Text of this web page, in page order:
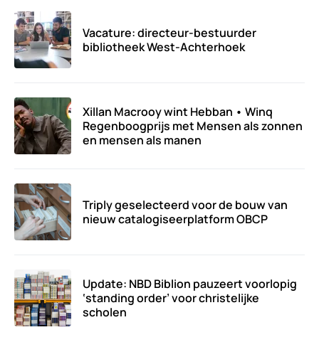
Vacature: directeur-bestuurder
bibliotheek West-Achterhoek
Xillan Macrooy wint Hebban • Winq
Regenboogprijs met Mensen als zonnen
en mensen als manen
Triply geselecteerd voor de bouw van
nieuw catalogiseerplatform OBCP
Update: NBD Biblion pauzeert voorlopig
‘standing order’ voor christelijke
scholen